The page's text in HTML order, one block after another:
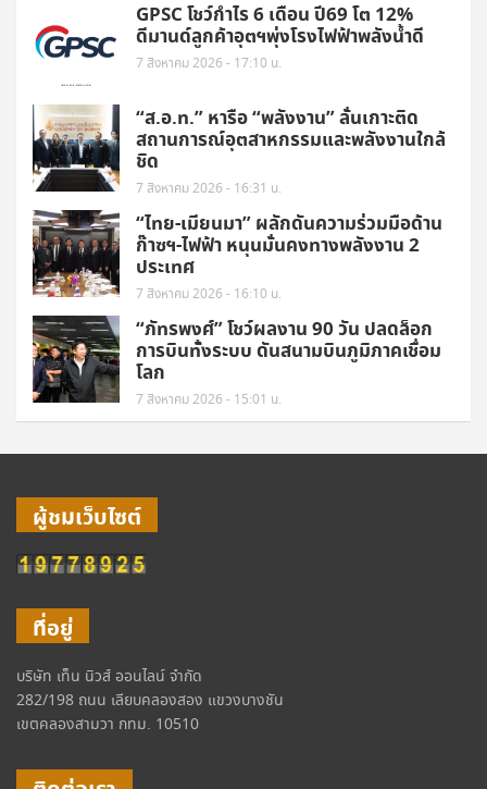
GPSC โชว์กำไร 6 เดือน ปี69 โต 12%
ดีมานด์ลูกค้าอุตฯพุ่งโรงไฟฟ้าพลังน้ำดี
7 สิงหาคม 2026 - 17:10 น.
“ส.อ.ท.” หารือ “พลังงาน” ลั่นเกาะติด
สถานการณ์อุตสาหกรรมและพลังงานใกล้
ชิด
7 สิงหาคม 2026 - 16:31 น.
“ไทย-เมียนมา” ผลักดันความร่วมมือด้าน
ก๊าซฯ-ไฟฟ้า หนุนมั่นคงทางพลังงาน 2
ประเทศ
7 สิงหาคม 2026 - 16:10 น.
“ภัทรพงศ์” โชว์ผลงาน 90 วัน ปลดล็อก
การบินทั้งระบบ ดันสนามบินภูมิภาคเชื่อม
โลก
7 สิงหาคม 2026 - 15:01 น.
ผู้ชมเว็บไซต์
ที่อยู่
บริษัท เท็น นิวส์ ออนไลน์ จำกัด
282/198 ถนน เลียบคลองสอง แขวงบางชัน
เขตคลองสามวา กทม. 10510